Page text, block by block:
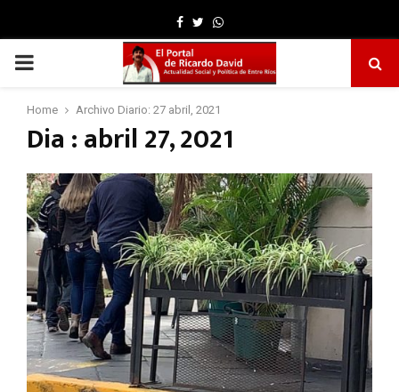
Facebook
TwitterWhatsapp
PRIMARY
MENU
Home Archivo Diario: 27 abril, 2021
Dia : abril 27, 2021